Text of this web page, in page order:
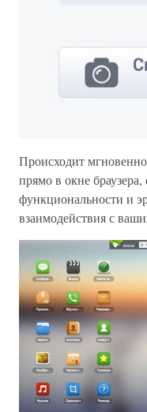
Происходит
прямо в окне
функциональности и
взаимодействия с